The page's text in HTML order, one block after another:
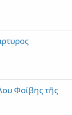
Φοίβης τῆς